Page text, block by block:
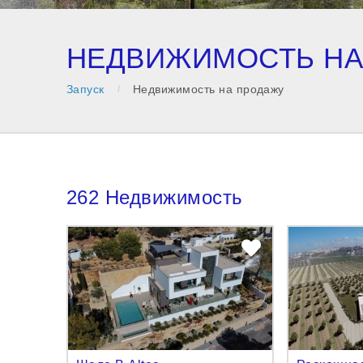
НЕДВИЖИМОСТЬ
Запуск Недвижимость на продажу
262 Недвижимость